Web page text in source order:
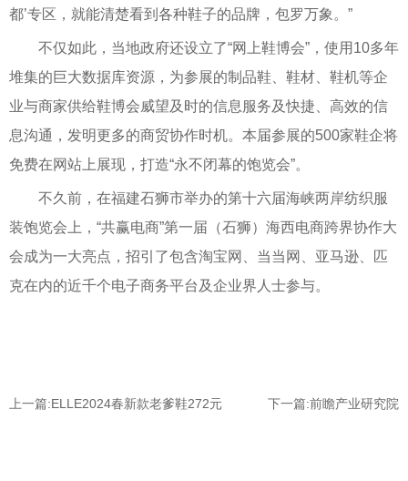
都’专区，就能清楚看到各种鞋子的品牌，包罗万象。”
不仅如此，当地政府还设立了“网上鞋博会”，使用10多年
堆集的巨大数据库资源，为参展的制品鞋、鞋材、鞋机等企
业与商家供给鞋博会威望及时的信息服务及快捷、高效的信
息沟通，发明更多的商贸协作时机。本届参展的500家鞋企将
免费在网站上展现，打造“永不闭幕的饱览会”。
不久前，在福建石狮市举办的第十六届海峡两岸纺织服
装饱览会上，“共赢电商”第一届（石狮）海西电商跨界协作大
会成为一大亮点，招引了包含淘宝网、当当网、亚马逊、匹
克在内的近千个电子商务平台及企业界人士参与。
上一篇:ELLE2024春新款老爹鞋272元 下一篇:前瞻产业研究院